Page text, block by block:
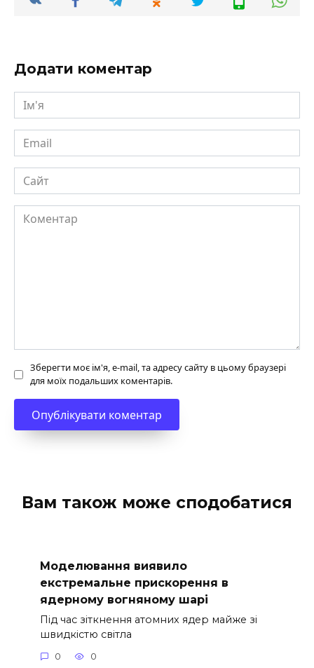
Додати коментар
Ім'я
Email
Сайт
Коментар
Зберегти моє ім'я, e-mail, та адресу сайту в цьому браузері
для моїх подальших коментарів.
Вам також може сподобатися
Моделювання виявило
екстремальне прискорення в
ядерному вогняному шарі
Під час зіткнення атомних ядер майже зі
швидкістю світла
0 0